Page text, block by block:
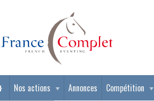
Nos actions Annonces Compétition
La journée du complet